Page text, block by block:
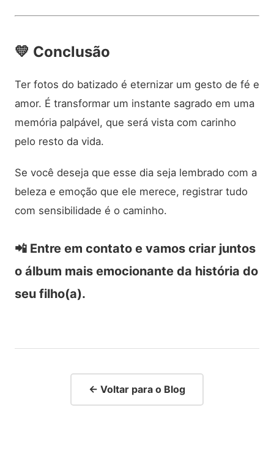
💛 Conclusão
Ter fotos do batizado é eternizar um gesto de fé e
amor. É transformar um instante sagrado em uma
memória palpável, que será vista com carinho
pelo resto da vida.
Se você deseja que esse dia seja lembrado com a
beleza e emoção que ele merece, registrar tudo
com sensibilidade é o caminho.
📲 Entre em contato e vamos criar juntos
o álbum mais emocionante da história do
seu filho(a).
← Voltar para o Blog